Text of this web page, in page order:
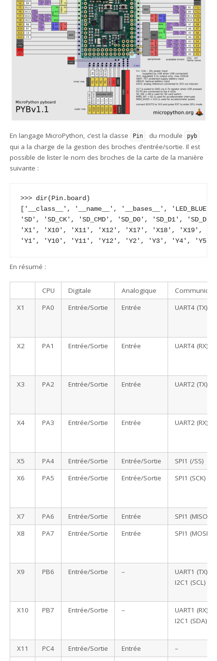
En langage MicroPython, c’est la classe Pin du module pyb
qui a la charge de la gestion des broches d’entrée/sortie. Il est
possible de lister le nom des broches de la carte de la manière
suivante :
>>> dir(Pin.board)
['__class__', '__name__', '__bases__', 'LED_BLUE',
'SD', 'SD_CK', 'SD_CMD', 'SD_D0', 'SD_D1',
'X1', 'X10', 'X11', 'X12', 'X17', 'X18', 'X19',
'Y1', 'Y10', 'Y11', 'Y12', 'Y2', 'Y3', 'Y4',
En résumé :
CPU Digitale Analogique
X1
PA0 Entrée/Sortie Entrée UART4 (TX)
X2 PA1 Entrée/Sortie Entrée UART4 (RX)
X3 PA2 Entrée/Sortie Entrée UART2 (TX)
X4 PA3 Entrée/Sortie Entrée UART2 (RX)
X5 PA4 Entrée/Sortie Entrée/Sortie
SPI1 (/SS)
X6
PA5 Entrée/Sortie Entrée/Sortie SPI1 (SCK)
X7 PA6 Entrée/Sortie Entrée
SPI1 (MISO)
X8
PA7 Entrée/Sortie Entrée SPI1 (MOSI)
X9 PB6 Entrée/Sortie –
UART1 (TX) ,
I2C1 (SCL)
X10 PB7 Entrée/Sortie –
UART1 (RX) ,
I2C1 (SDA)
X11 PC4 Entrée/Sortie Entrée
–